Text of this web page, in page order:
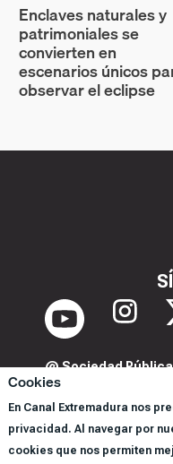
Cookies
En Canal Extremadura nos
privacidad. Al navegar por
cookies que nos permiten
Enclaves naturales y
patrimoniales se
convierten en
escenarios únicos
observar el eclipse
@ Sociedad
POLITICA